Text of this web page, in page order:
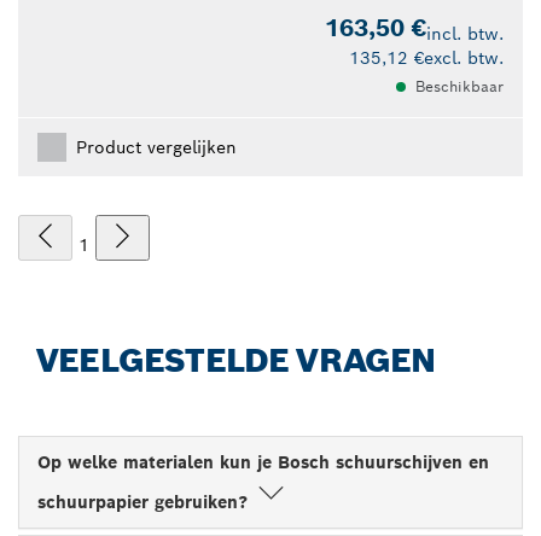
163,50 €incl. btw.
135,12 €excl. btw.
Beschikbaar
Product vergelijken
1
VEELGESTELDE VRAGEN
Op welke materialen kun je Bosch schuurschijven en
schuurpapier gebruiken?